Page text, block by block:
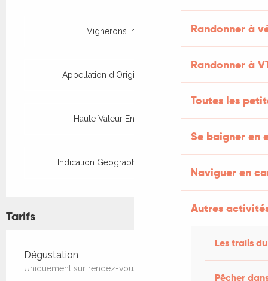
Randonner à
Randonner à
Toutes les
Se baigner en
Naviguer en
Autres
Les trails
Pêcher
Vignerons Indépendants
Appellation d'Origine Protégée (AOP)
Haute Valeur Environnementale
Indication Géographique Protégée (IGP)
Tarifs
Tarifs 2026
Dégustation
Uniquement sur rendez-vous.